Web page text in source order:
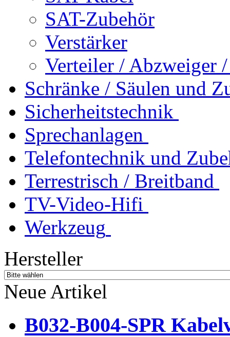
SAT-Zubehör
Verstärker
Verteiler / Abzweiger
Schränke / Säulen und
Sicherheitstechnik
Sprechanlagen
Telefontechnik und
Terrestrisch / Breitband
TV-Video-Hifi
Werkzeug
Hersteller
Neue Artikel
B032-B004-SPR